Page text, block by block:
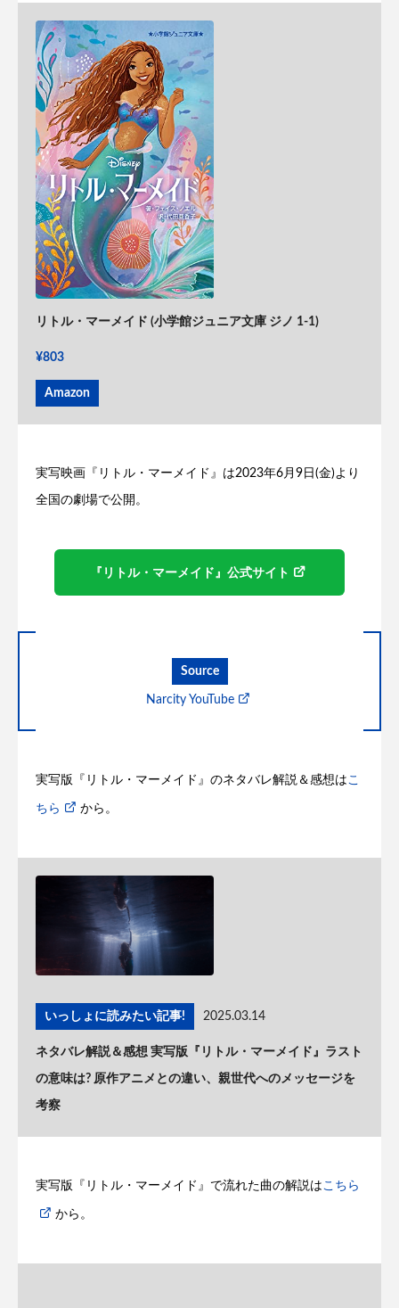
リトル・マーメイド (小学館ジュニア文庫 ジノ 1-1)
¥803
Amazon
実写映画『リトル・マーメイド』は2023年6月9日(金)より
全国の劇場で公開。
『リトル・マーメイド』公式サイト
Source
Narcity YouTube
実写版『リトル・マーメイド』のネタバレ解説＆感想は こ
ちら から。
いっしょに読みたい記事! 2025.03.14
ネタバレ解説＆感想 実写版『リトル・マーメイド』ラスト
の意味は? 原作アニメとの違い、親世代へのメッセージを
考察
実写版『リトル・マーメイド』で流れた曲の解説はこちら
から。